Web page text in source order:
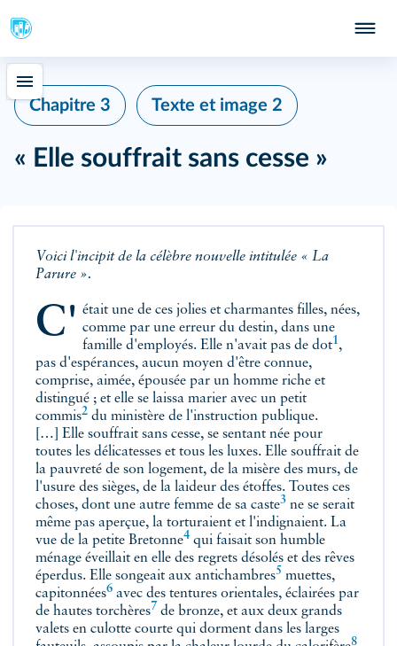
Chapitre 3 Texte et image 2
« Elle souffrait sans cesse »
Voici l'incipit de la célèbre nouvelle intitulée « La
Parure ».
C'était une de ces jolies et charmantes filles, nées, comme par une erreur du destin, dans une
famille d'employés. Elle n'avait pas de dot1,
pas d'espérances, aucun moyen d'être connue,
comprise, aimée, épousée par un homme riche et
distingué ; et elle se laissa marier avec un petit
commis2 du ministère de l'instruction publique.
[…] Elle souffrait sans cesse, se sentant née pour
toutes les délicatesses et tous les luxes. Elle souffrait de
la pauvreté de son logement, de la misère des murs, de
l'usure des sièges, de la laideur des étoffes. Toutes ces
choses, dont une autre femme de sa caste3 ne se serait
même pas aperçue, la torturaient et l'indignaient. La
vue de la petite Bretonne4 qui faisait son humble
ménage éveillait en elle des regrets désolés et des rêves
éperdus. Elle songeait aux antichambres5 muettes,
capitonnées6 avec des tentures orientales, éclairées par
de hautes torchères7 de bronze, et aux deux grands
valets en culotte courte qui dorment dans les larges
8